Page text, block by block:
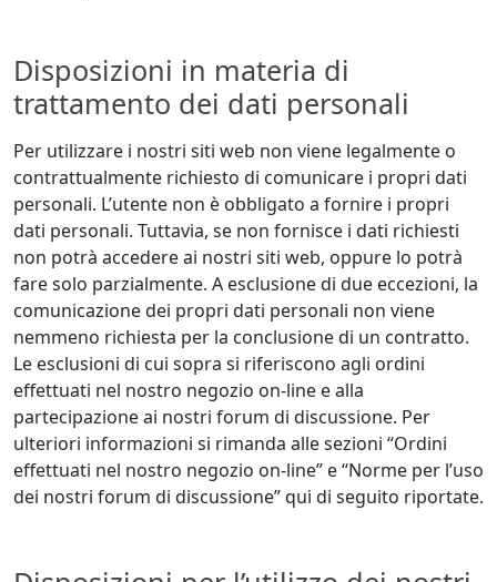
Disposizioni in materia di
trattamento dei dati personali
Per utilizzare i nostri siti web non viene legalmente o
contrattualmente richiesto di comunicare i propri dati
personali. L’utente non è obbligato a fornire i propri
dati personali. Tuttavia, se non fornisce i dati richiesti
non potrà accedere ai nostri siti web, oppure lo potrà
fare solo parzialmente. A esclusione di due eccezioni, la
comunicazione dei propri dati personali non viene
nemmeno richiesta per la conclusione di un contratto.
Le esclusioni di cui sopra si riferiscono agli ordini
effettuati nel nostro negozio on-line e alla
partecipazione ai nostri forum di discussione. Per
ulteriori informazioni si rimanda alle sezioni “Ordini
effettuati nel nostro negozio on-line” e “Norme per l’uso
dei nostri forum di discussione” qui di seguito riportate.